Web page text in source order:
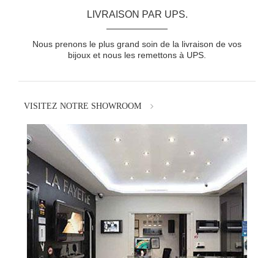
LIVRAISON PAR UPS.
Nous prenons le plus grand soin de la livraison de vos
bijoux et nous les remettons à UPS.
VISITEZ NOTRE SHOWROOM